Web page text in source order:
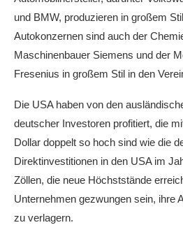
und BMW, produzieren in großem
Autokonzernen sind auch der
Maschinenbauer Siemens und der
Fresenius in großem Stil in den
Die USA haben von den
deutscher Investoren profitiert, die
Dollar doppelt so hoch sind wie die
Direktinvestitionen in den USA im
Zöllen, die neue Höchststände
Unternehmen gezwungen sein, ihre
zu verlagern.